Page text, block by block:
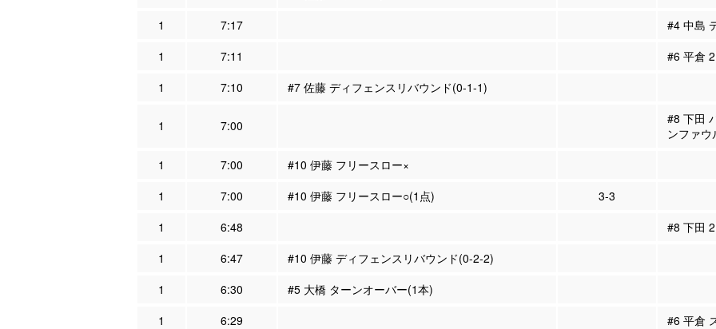
1
7:17
#4 中島
1
7:11
#6 平倉
1
7:10 #7 佐藤 ディフェンスリバウンド(0-1-1)
1 7:00
#8 下田
ンファウ
1
7:00
#10 伊藤 フリースロー×
1
7:00 #10 伊藤 フリースロー○(1点)
3-3
1
6:48
#8 下田
1
6:47
#10 伊藤 ディフェンスリバウンド(0-2-2)
1
6:30
#5 大橋 ターンオーバー(1本)
1
6:29
#6 平倉